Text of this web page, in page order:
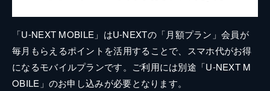
「U-NEXT MOBILE」はU-NEXTの「月額プラン」会員が
毎月もらえるポイントを活用することで、スマホ代がお得
になるモバイルプランです。ご利用には別途「U-NEXT M
OBILE」のお申し込みが必要となります。